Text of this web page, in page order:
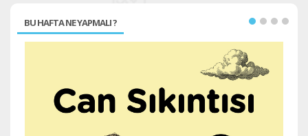
BU HAFTA NE YAPMALI ?